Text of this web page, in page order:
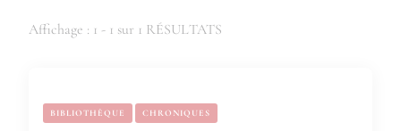
Affichage : 1 - 1 sur 1 RÉSULTATS
BIBLIOTHÈQUE CHRONIQUES